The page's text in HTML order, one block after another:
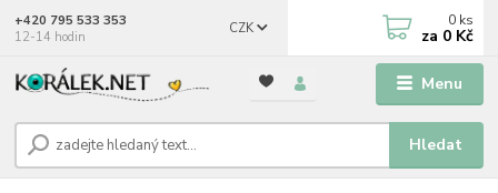
Menu
CZK
Hledat
+420 795 533 353
12-14 hodin
0 ks
za 0 Kč